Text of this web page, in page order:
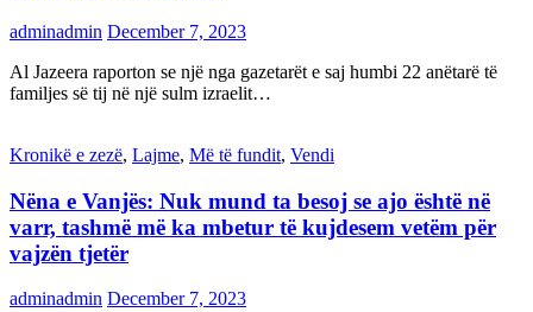
adminadmin December 7, 2023
Al Jazeera raporton se një nga gazetarët e saj humbi 22 anëtarë të
familjes së tij në një sulm izraelit…
Kronikë e zezë, Lajme, Më të fundit, Vendi
Nëna e Vanjës: Nuk mund ta besoj se ajo është në
varr, tashmë më ka mbetur të kujdesem vetëm për
vajzën tjetër
adminadmin December 7, 2023